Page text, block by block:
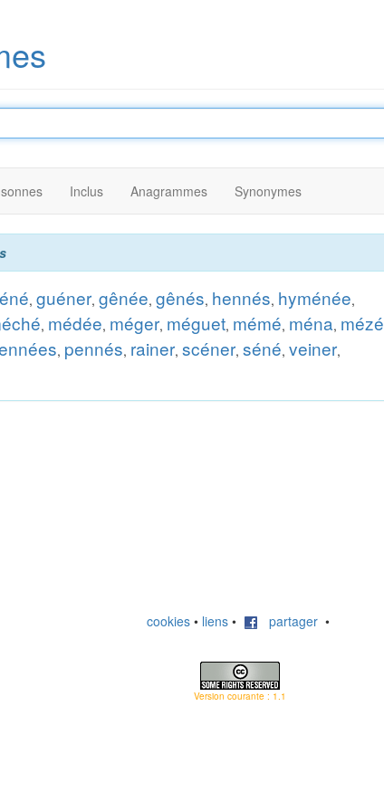
Inclus Anagrammes Synonymes
, guéner, gênée, gênés, hennés, hyménée,
, médée, méger, méguet, mémé, ména, mézé
, pennés, rainer, scéner, séné, veiner,
cookies • liens • partager •
Version courante : 1.1